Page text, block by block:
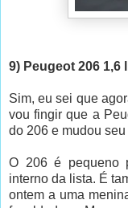
9) Peugeot 206 1,6
Sim, eu sei que
vou fingir que a
do 206 e mudou
O 206 é pequeno
interno da lista. É
ontem a uma